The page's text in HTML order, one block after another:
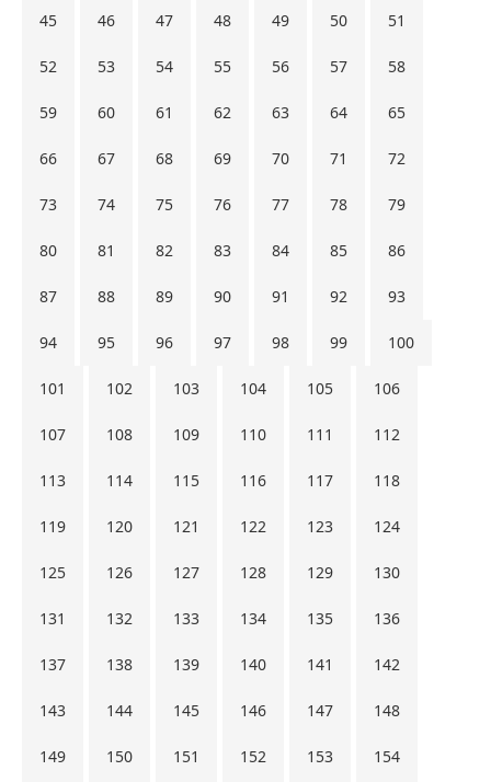
45 46 47 48 49 50 51
52 53 54 55 56 57 58
59 60 61 62 63 64 65
66 67 68 69 70 71 72
73 74 75 76 77 78 79
80 81 82 83 84 85 86
87 88 89 90 91 92 93
94 95 96 97 98 99 100
101 102 103 104 105 106
107 108 109 110 111 112
113 114 115 116 117 118
119 120 121 122 123 124
125 126 127 128 129 130
131 132 133 134 135 136
137 138 139 140 141 142
143 144 145 146 147 148
149 150 151 152 153 154